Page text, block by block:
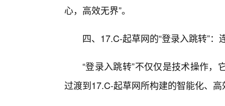
心，高效无界”。
四、17.C-起草网的“登录入跳转”
“登录入跳转”不仅仅是技术操作
过渡到17.C-起草网所构建的智能化、高